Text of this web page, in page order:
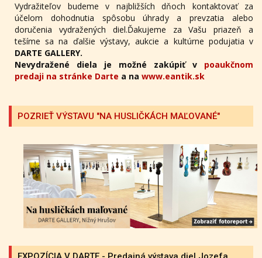
Vydražiteľov budeme v najbližších dňoch kontaktovať za
účelom dohodnutia spôsobu úhrady a prevzatia alebo
doručenia vydražených diel.Ďakujeme za Vašu priazeň a
tešíme sa na ďalšie výstavy, aukcie a kultúrne podujatia v
DARTE GALLERY.
Nevydražené diela je možné zakúpiť v poaukčnom
predaji na stránke Darte a na www.eantik.sk
POZRIEŤ VÝSTAVU "NA HUSLIČKÁCH MAĽOVANÉ"